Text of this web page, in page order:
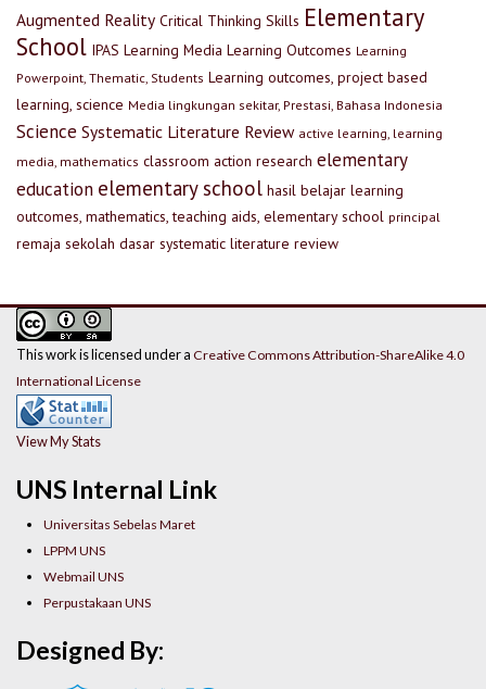
Augmented Reality Critical Thinking Skills Elementary
School IPAS Learning Media Learning Outcomes Learning
Powerpoint, Thematic, Students Learning outcomes, project based
learning, science Media lingkungan sekitar, Prestasi, Bahasa Indonesia
Science Systematic Literature Review active learning, learning
media, mathematics classroom action research elementary
education elementary school hasil belajar learning
outcomes, mathematics, teaching aids, elementary school principal
remaja sekolah dasar systematic literature review
UNS Internal Link
Universitas Sebelas Maret
LPPM UNS
Webmail UNS
Perpustakaan UNS
This work is licensed under a Creative Commons Attribution-ShareAlike 4.0
International License
View My Stats
Designed By: